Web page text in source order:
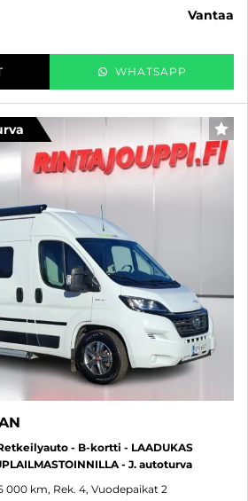
vantaa
WHATSAPP
- B-kortti - LAADUKAS
- J. autoturva
000 km, Rek. 4, Vuodepaikat 2